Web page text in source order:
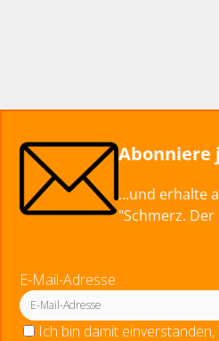
Abonniere
...und erhalte
"Schmerz.
E-Mail-Adresse
Ich bin damit